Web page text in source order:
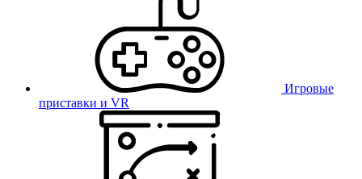
Игровые
приставки и VR